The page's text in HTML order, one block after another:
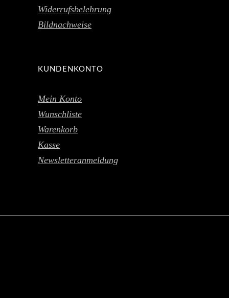
Widerrufsbelehrung
Bildnachweise
KUNDENKONTO
Mein Konto
Wunschliste
Warenkorb
Kasse
Newsletteranmeldung